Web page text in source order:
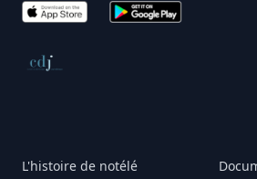
App Store Google Play
Conseil de déontologie
L'histoire de notélé